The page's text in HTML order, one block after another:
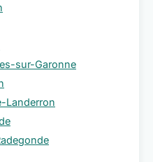
sur-Garonne
Landerron